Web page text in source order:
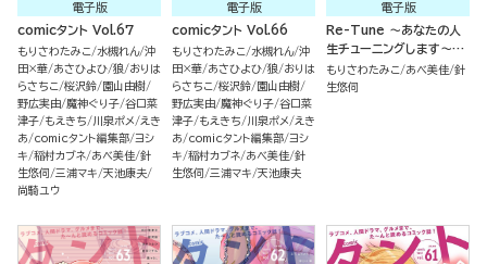
電子版
comicタント Vol.67
もりさわたみこ 水槻れん 沖
田×華 あさひよひ 狼 おりは
らさちこ 桜沢鈴 園山由樹
野広実由 魔神ぐり子 谷口菜
津子 もえきち 川泉ポメ
えき
あ
comicタント編集部 ヨシ
キ 稲村カブネ あべ美佳 針
生悠伺 三浦マキ 天池康夫
尚騎ユウ
電子版
comicタント Vol.66
もりさわたみこ 水槻れん 沖
田×華 あさひよひ 狼 おりは
らさちこ 桜沢鈴 園山由樹
野広実由 魔神ぐり子 谷口菜
津子 もえきち 川泉ポメ
えき
あ
comicタント編集部 ヨシ
キ 稲村カブネ あべ美佳 針
生悠伺 三浦マキ 天池康夫
電子版
Re-Tune ～あなたの人
生チューニングします～
（2）
もりさわたみこ あべ美佳 針
生悠伺